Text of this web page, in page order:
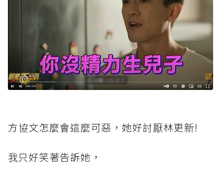
方協文怎麼會這麼可惡，她好討厭林更新!
我只好笑著告訴她，